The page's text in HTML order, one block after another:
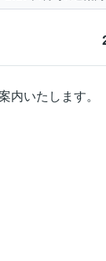
内いたします。